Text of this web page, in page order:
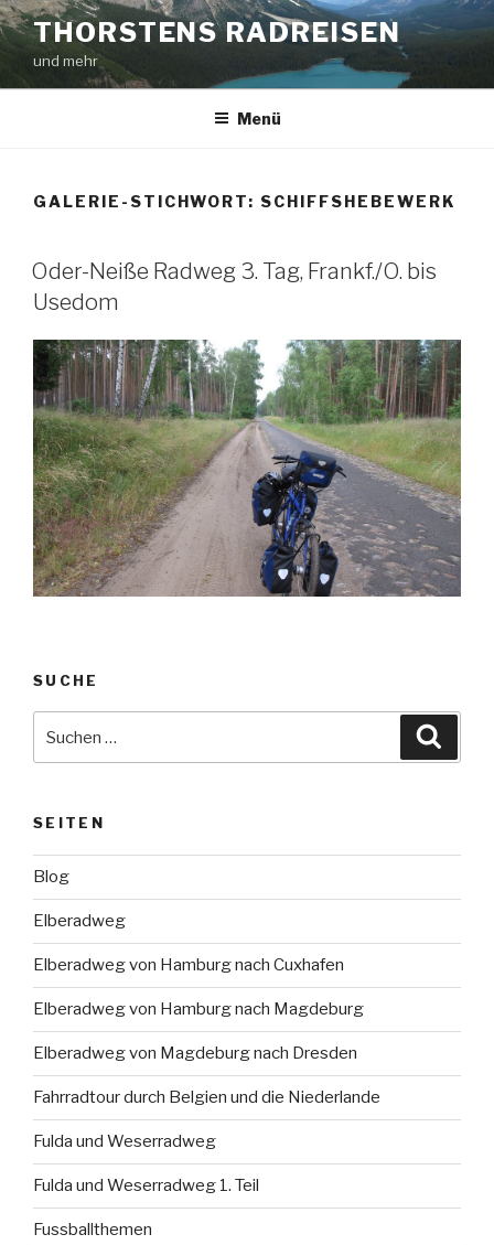
Zum
Inhalt
springen
THORSTENS RADREISEN
und mehr
Menü
GALERIE-STICHWORT: SCHIFFSHEBEWERK
Oder-Neiße Radweg 3. Tag, Frankf./O. bis
Usedom
SUCHE
nach:
SEITEN
Blog
Elberadweg
Elberadweg von Hamburg nach Cuxhafen
Elberadweg von Hamburg nach Magdeburg
Elberadweg von Magdeburg nach Dresden
Fahrradtour durch Belgien und die Niederlande
Fulda und Weserradweg
Fulda und Weserradweg 1. Teil
Fussballthemen